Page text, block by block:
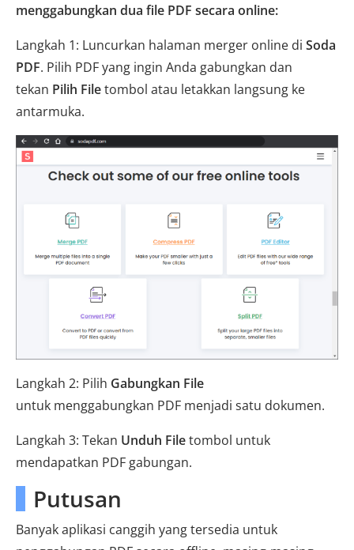
menggabungkan dua file PDF secara online:
Langkah 1: Luncurkan halaman merger online di Soda
PDF. Pilih PDF yang ingin Anda gabungkan dan
tekan Pilih Filetombol atau letakkan langsung ke
antarmuka.
Langkah 2: Pilih Gabungkan File
untuk menggabungkan PDF menjadi satu dokumen.
Langkah 3: Tekan Unduh Filetombol untuk
mendapatkan PDF gabungan.
Putusan
Banyak aplikasi canggih yang tersedia untuk